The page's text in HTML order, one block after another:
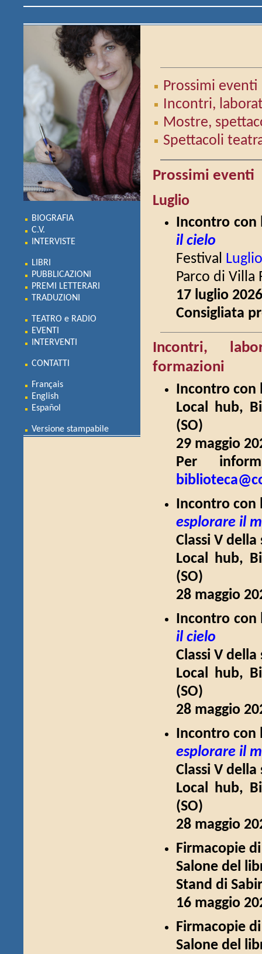
BIOGRAFIA
C.V.
INTERVISTE
LIBRI
PUBBLICAZIONI
PREMI LETTERARI
TRADUZIONI
TEATRO e RADIO
EVENTI
INTERVENTI
CONTATTI
Français
English
Español
Versione stampabile
Prossimi eventi
Incontri,
Mostre,
Spettacoli
Prossimi eventi
Luglio
Incontro con
il cielo
Festival
Parco di Villa
17 luglio
Consigliata
Incontri,
formazioni
Incontro
Local hub,
(SO)
29 maggio
Per
Incontro con
esplorare il
Classi V
Local hub,
(SO)
28 maggio
Incontro con
il cielo
Classi V
Local hub,
(SO)
28 maggio
Incontro con
esplorare il
Classi V
Local hub,
(SO)
28 maggio
Firmacopie
Salone del
Stand di
16 maggio
Firmacopie
Salone del